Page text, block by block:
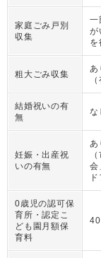
家庭ごみ戸別
収集
一
が
を
粗大ごみ収集
あ
（
結婚祝いの有
無
な
妊娠・出産祝
いの有無
あ
（
会
0歳児の認可保
育所・認定こ
ども園月額保
育料